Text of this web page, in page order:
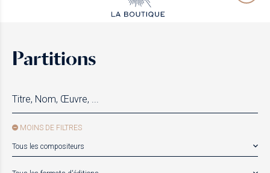
Partitions
MOINS DE FILTRES
Tous les compositeurs